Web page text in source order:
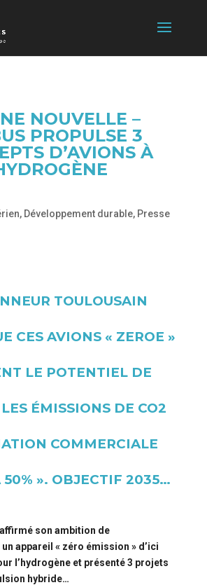
NOUVELLE –
PROPULSE 3
D’AVIONS À
, Développement durable, Presse
TOULOUSAIN
CES AVIONS « ZEROE »
LE POTENTIEL DE
ÉMISSIONS DE CO2
COMMERCIALE
50% ». OBJECTIF 2035…
son ambition de
appareil « zéro émission » d’ici
l’hydrogène et présenté 3 projets
hybride…